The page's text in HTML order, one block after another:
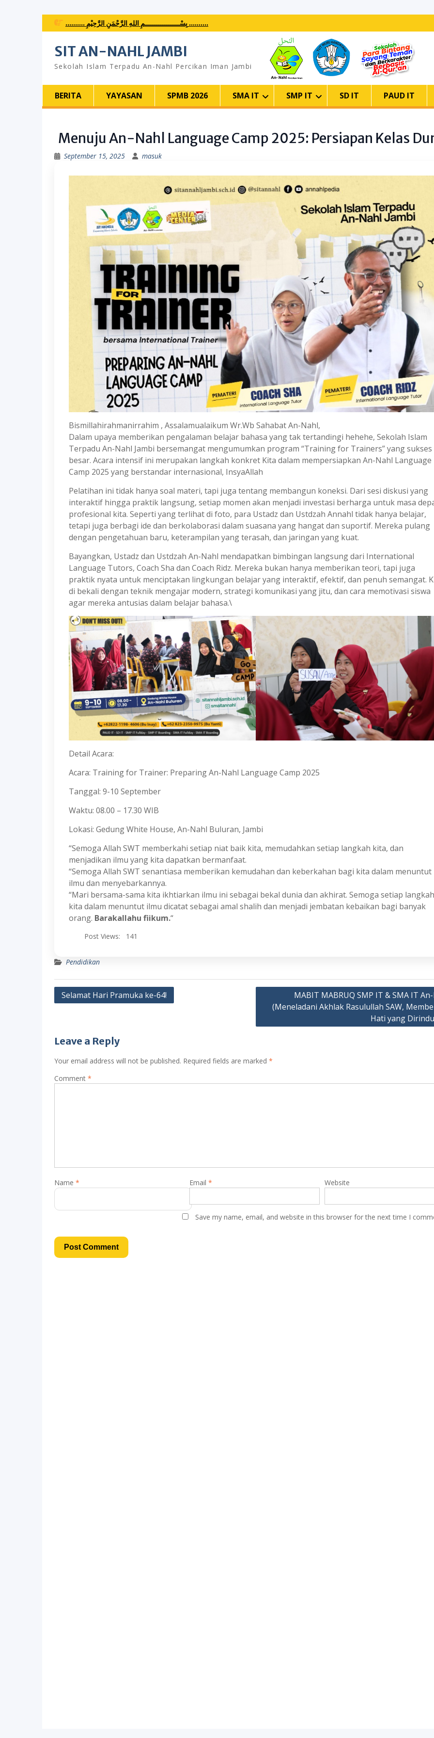
Skip
to
.......... بِسْــــــــــــــــــمِ اللهِ الرَّحْمَنِ الرَّحِيْمِ ..........
SIT AN-NAHL JAMBI
Sekolah Islam Terpadu An-Nahl Percikan Iman Jambi
BERITA YAYASAN SPMB 2026 SMA IT SMP IT SD IT PAUD IT
Menuju An-Nahl Language Camp 2025: Persiapan Kelas
September 15, 2025 masuk
Bismillahirahmanirrahim , Assalamualaikum Wr.Wb Sahabat An-Nahl,
Dalam upaya memberikan pengalaman belajar bahasa yang tak tertandingi hehehe, Sekolah Islam
Terpadu An-Nahl Jambi bersemangat mengumumkan program “Training for Trainers” yang sukses
besar. Acara intensif ini merupakan langkah konkret Kita dalam mempersiapkan An-Nahl Language
Camp 2025 yang berstandar internasional, InsyaAllah
Pelatihan ini tidak hanya soal materi, tapi juga tentang membangun koneksi. Dari sesi diskusi yang
interaktif hingga praktik langsung, setiap momen akan menjadi investasi berharga untuk masa
profesional kita. Seperti yang terlihat di foto, para Ustadz dan Ustdzah Annahl tidak hanya belajar,
tetapi juga berbagi ide dan berkolaborasi dalam suasana yang hangat dan suportif. Mereka pulang
dengan pengetahuan baru, keterampilan yang terasah, dan jaringan yang kuat.
Bayangkan, Ustadz dan Ustdzah An-Nahl mendapatkan bimbingan langsung dari International
Language Tutors, Coach Sha dan Coach Ridz. Mereka bukan hanya memberikan teori, tapi juga
praktik nyata untuk menciptakan lingkungan belajar yang interaktif, efektif, dan penuh semangat.
di bekali dengan teknik mengajar modern, strategi komunikasi yang jitu, dan cara memotivasi siswa
agar mereka antusias dalam belajar bahasa.\
Detail Acara:
Acara: Training for Trainer: Preparing An-Nahl Language Camp 2025
Tanggal: 9-10 September
Waktu: 08.00 – 17.30 WIB
Lokasi: Gedung White House, An-Nahl Buluran, Jambi
“Semoga Allah SWT memberkahi setiap niat baik kita, memudahkan setiap langkah kita, dan
menjadikan ilmu yang kita dapatkan bermanfaat.
“Semoga Allah SWT senantiasa memberikan kemudahan dan keberkahan bagi kita dalam menuntut
ilmu dan menyebarkannya.
“Mari bersama-sama kita ikhtiarkan ilmu ini sebagai bekal dunia dan akhirat. Semoga setiap langkah
kita dalam menuntut ilmu dicatat sebagai amal shalih dan menjadi jembatan kebaikan bagi banyak
orang. Barakallahu fiikum.“
Post Views: 141
Pendidikan
Post
Selamat Hari Pramuka ke-64!
MABIT MABRUQ SMP IT & SMA IT
(Meneladani Akhlak Rasulullah SAW,
Hati yang
Leave a Reply
Your email address will not be published. Required fields are marked *
Comment *
Name * Email* Website
Save my name, email, and website in this browser for the next time I